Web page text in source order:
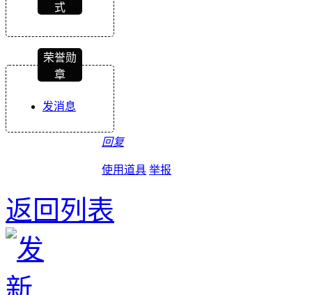
式
荣誉勋
章
发消息
回复
使用道具 举报
返回列表